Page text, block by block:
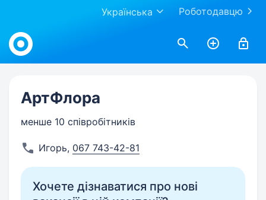
Роботодавцю
Українська
Work.ua
АртФлора
менше 10 співробітників
Игорь, 067 743-42-81
Хочете дізнаватися про нові